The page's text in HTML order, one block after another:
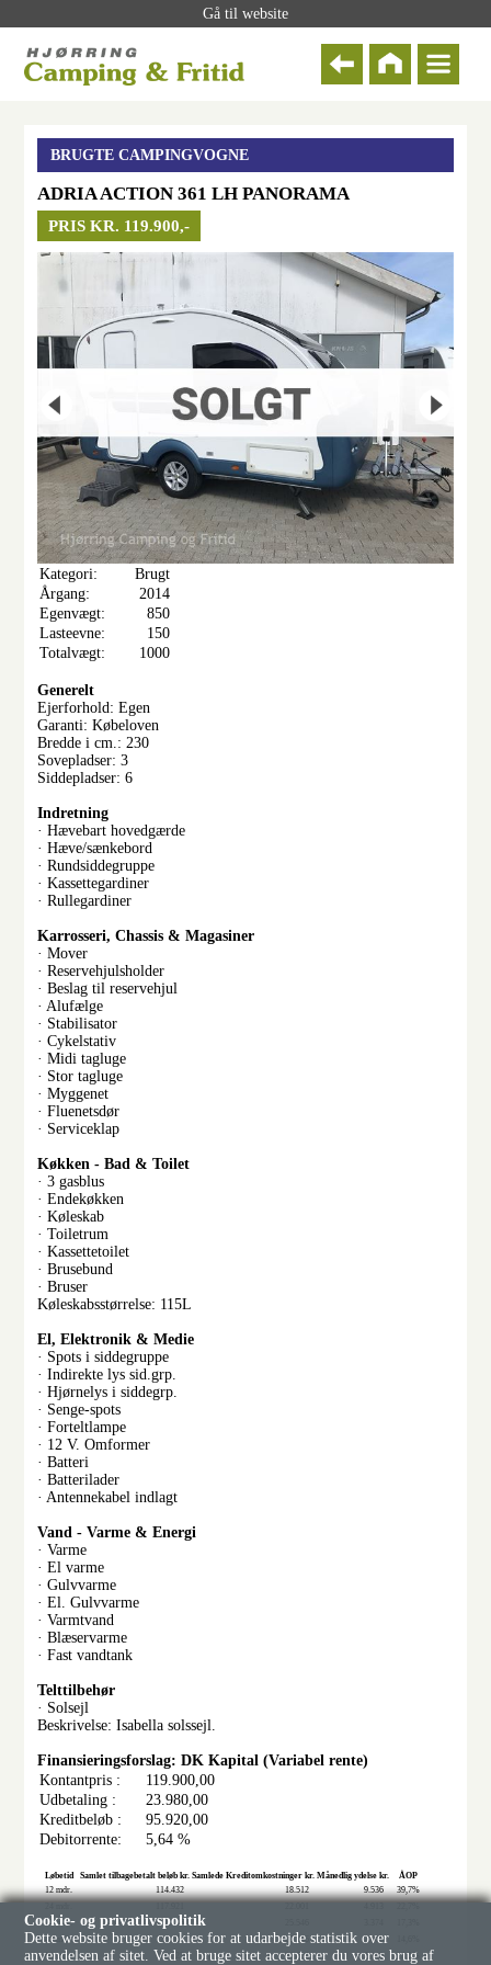
Gå til website
BRUGTE CAMPINGVOGNE
ADRIA ACTION 361 LH PANORAMA
PRIS KR. 119.900,-
Kategori:
Brugt
Årgang:
2014
Egenvægt:
850
Lasteevne:
150
Totalvægt:
1000
Generelt
Ejerforhold: Egen
Garanti: Købeloven
Bredde i cm.: 230
Sovepladser: 3
Siddepladser: 6
Indretning
· Hævebart hovedgærde
· Hæve/sænkebord
· Rundsiddegruppe
· Kassettegardiner
· Rullegardiner
Karrosseri, Chassis & Magasiner
· Mover
· Reservehjulsholder
· Beslag til reservehjul
· Alufælge
· Stabilisator
· Cykelstativ
· Midi tagluge
· Stor tagluge
· Myggenet
· Fluenetsdør
· Serviceklap
Køkken - Bad & Toilet
· 3 gasblus
· Endekøkken
· Køleskab
· Toiletrum
· Kassettetoilet
· Brusebund
· Bruser
Køleskabsstørrelse: 115L
El, Elektronik & Medie
· Spots i siddegruppe
· Indirekte lys sid.grp.
· Hjørnelys i siddegrp.
· Senge-spots
· Forteltlampe
· 12 V. Omformer
· Batteri
· Batterilader
· Antennekabel indlagt
Vand - Varme & Energi
· Varme
· El varme
· Gulvvarme
· El. Gulvvarme
· Varmtvand
· Blæservarme
· Fast vandtank
Telttilbehør
· Solsejl
Beskrivelse: Isabella solssejl.
Finansieringsforslag: DK Kapital (Variabel rente)
Kontantpris :
119.900,00
Udbetaling :
23.980,00
Kreditbeløb :
95.920,00
Debitorrente:
5,64 %
Løbetid Samlet tilbagebetalt beløb kr. Samlede Kreditomkostninger kr. Månedlig ydelse kr.
ÅOP
12 mdr.
114.432 18.512 9.536
39,7%
36 mdr.
121.466
48 mdr.
125.066 29.146 2.606
60 mdr.
128.722 32.802 2.145 13,0%
Cookie- og privatlivspolitik
Dette website bruger cookies for at udarbejde statistik over
anvendelsen af sitet. Ved at bruge sitet accepterer du vores brug af